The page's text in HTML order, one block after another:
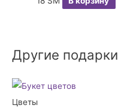
Другие подарки
Цветы